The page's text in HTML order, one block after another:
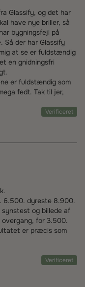
Glassify, og det har
have nye briller, så
bygningsfejl på
Så der har Glassify
at se er fuldstændig
en gnidningsfri
er fuldstændig som
fedt. Tak til jer,
Verificeret
6.500. dyreste 8.900.
synstest og billede af
for 3.500.
er præcis som
Verificeret